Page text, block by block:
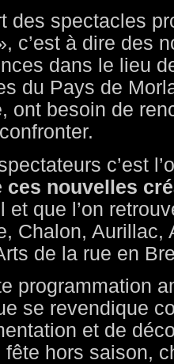
des spectacles
c’est à dire des
dans le lieu
du Pays de
ont besoin de
c’est
ces nouvelles
et que l’on
Chalon, Aurillac,
de la rue en
programmation
se revendique
et de
fête hors saison,